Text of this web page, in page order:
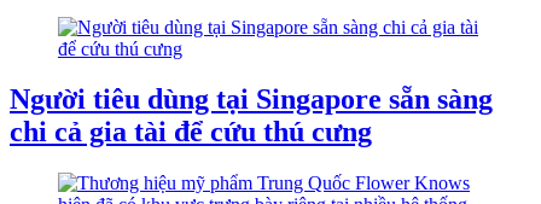
Người tiêu dùng tại Singapore sẵn sàng
chi cả gia tài để cứu thú cưng